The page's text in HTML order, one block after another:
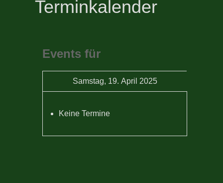
Terminkalender
Events für
Samstag, 19. April 2025
Keine Termine